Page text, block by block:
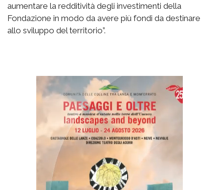
aumentare la redditività degli investimenti della
Fondazione in modo da avere più fondi da destinare
allo sviluppo del territorio”.